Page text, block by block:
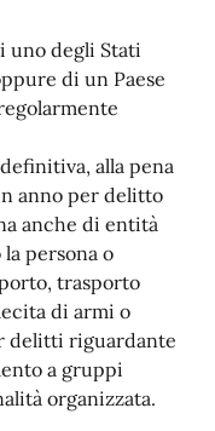
uno degli Stati
di un Paese
alla pena
anno per delitto
anche di entità
persona o
trasporto
di armi o
delitti riguardante
a gruppi
organizzata.